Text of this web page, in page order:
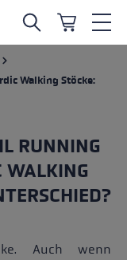
Walking Stöcke:
RUNNING
WALKING
Auch wenn